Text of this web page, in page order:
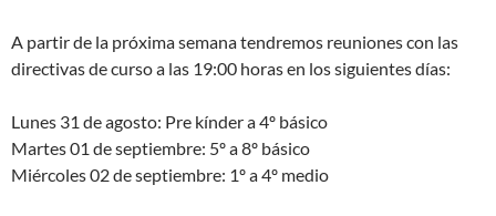
A partir de la próxima semana tendremos reuniones con las
directivas de curso a las 19:00 horas en los siguientes días:
Lunes 31 de agosto: Pre kínder a 4º básico
Martes 01 de septiembre: 5º a 8º básico
Miércoles 02 de septiembre: 1º a 4º medio